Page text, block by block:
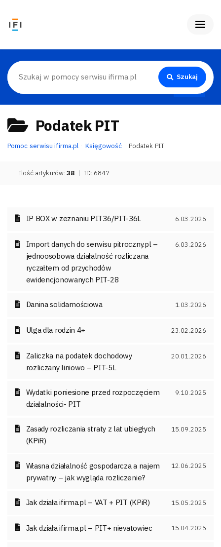
Szukaj
Podatek PIT
Pomoc serwisu ifirma.pl Księgowość Podatek PIT
Ilość artykułów:38 | ID: 6847
IP BOX w zeznaniu PIT36/PIT-36L 6.03.2026
Import danych do serwisu pitroczny.pl –
jednoosobowa działalność rozliczana
ryczałtem od przychodów
ewidencjonowanych PIT-28
6.03.2026
Danina solidarnościowa 1.03.2026
Ulga dla rodzin 4+ 23.02.2026
Zaliczka na podatek dochodowy
rozliczany liniowo – PIT-5L
20.01.2026
Wydatki poniesione przed rozpoczęciem
działalności- PIT
9.10.2025
Zasady rozliczania straty z lat ubiegłych
(KPiR)
15.09.2025
Własna działalność gospodarcza a najem
prywatny – jak wygląda rozliczenie?
12.06.2025
Jak działa ifirma.pl – VAT + PIT (KPiR) 15.05.2025
Jak działa ifirma.pl – PIT+ nievatowiec 15.04.2025